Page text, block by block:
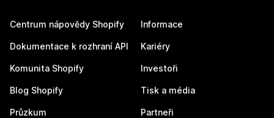
Centrum nápovědy Shopify
Dokumentace k rozhraní API
Komunita Shopify
Blog Shopify
Průzkum
Informace
Kariéry
Investoři
Tisk a média
Partneři